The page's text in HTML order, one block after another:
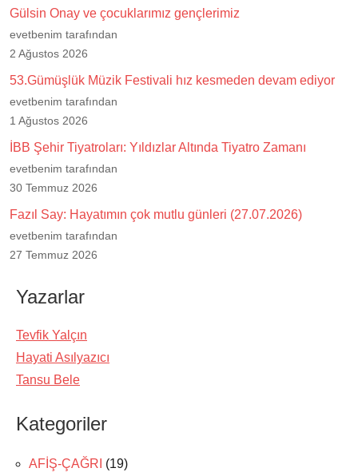
Gülsin Onay ve çocuklarımız gençlerimiz
evetbenim tarafından
2 Ağustos 2026
53.Gümüşlük Müzik Festivali hız kesmeden devam ediyor
evetbenim tarafından
1 Ağustos 2026
İBB Şehir Tiyatroları: Yıldızlar Altında Tiyatro Zamanı
evetbenim tarafından
30 Temmuz 2026
Fazıl Say: Hayatımın çok mutlu günleri (27.07.2026)
evetbenim tarafından
27 Temmuz 2026
Yazarlar
Tevfik Yalçın
Hayati Asılyazıcı
Tansu Bele
Kategoriler
AFİŞ-ÇAĞRI (19)